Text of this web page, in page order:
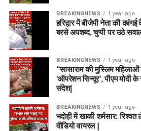
BREAKINGNEWS 1 year ago
हरिद्वार में बीजेपी नेता की
बरसे अपशब्द, चुप्पी पर उठे
BREAKINGNEWS 1 year ago
“सासाराम की मुस्लिम महिलाओं
‘ऑपरेशन सिन्दूर’, पीएम मोदी
संदेश|
BREAKINGNEWS 1 year ago
भदोही में खाकी शर्मसार:
वीडियो वायरल |